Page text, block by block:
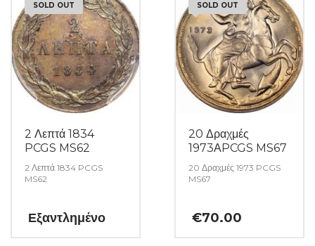
SOLD OUT
2 Λεπτά 1834
PCGS MS62
2 Λεπτά 1834 PCGS
MS62
Εξαντλημένο
SOLD OUT
20 Δραχμές
1973ΑPCGS MS67
20 Δραχμές 1973 PCGS
MS67
€70.00